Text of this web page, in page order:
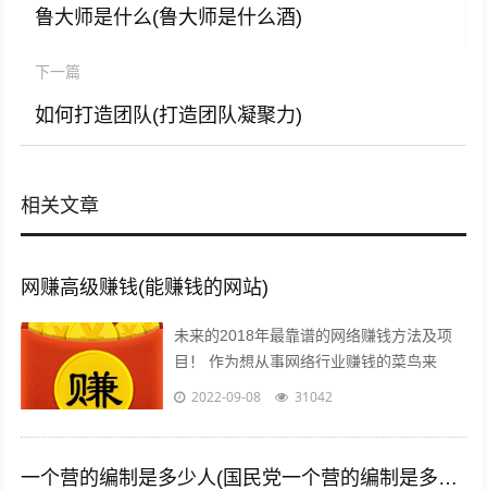
鲁大师是什么(鲁大师是什么酒)
下一篇
如何打造团队(打造团队凝聚力)
相关文章
网赚高级赚钱(能赚钱的网站)
未来的2018年最靠谱的网络赚钱方法及项
目！ 作为想从事网络行业赚钱的菜鸟来
说，那些打字、注册发帖、打码、挂机、时
2022-09-08 31042
一个营的编制是多少人(国民党一个营的编制是多少人)